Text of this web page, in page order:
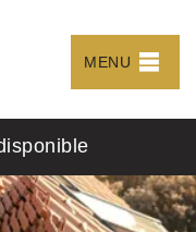
MENU